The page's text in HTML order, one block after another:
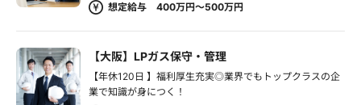
想定給与 400万円～500万円
【大阪】LPガス保守・管理
【年休120日 】福利厚生充実◎業界でもトップクラスの企
業で知識が身につく！